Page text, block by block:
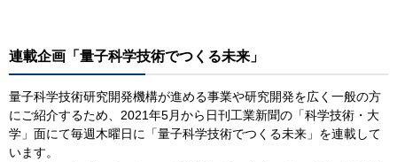
連載企画「量子科学技術でつくる未来」
量子科学技術研究開発機構が進める事業や研究開発を広く一般の方
にご紹介するため、2021年5月から日刊工業新聞の「科学技術・大
学」面にて毎週木曜日に「量子科学技術でつくる未来」を連載して
います。